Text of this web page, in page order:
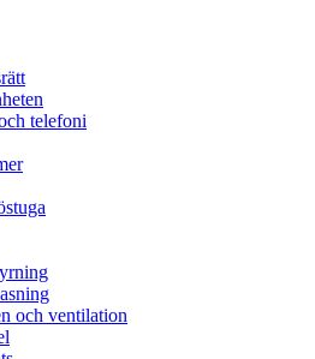
telefoni
och ventilation